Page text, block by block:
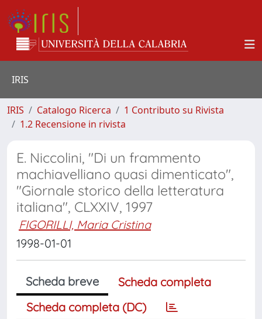
IRIS
IRIS Catalogo Ricerca
1 Contributo su Rivista
1.2 Recensione in rivista
E. Niccolini, "Di un frammento
machiavelliano quasi dimenticato",
"Giornale storico della letteratura
italiana", CLXXIV, 1997
FIGORILLI, Maria Cristina
1998-01-01
Scheda breve
Scheda completa
Scheda completa (DC)